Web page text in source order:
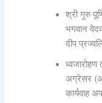
श्री गुरु
भगवान
दीप
अग्रेसर
कार्यवाह